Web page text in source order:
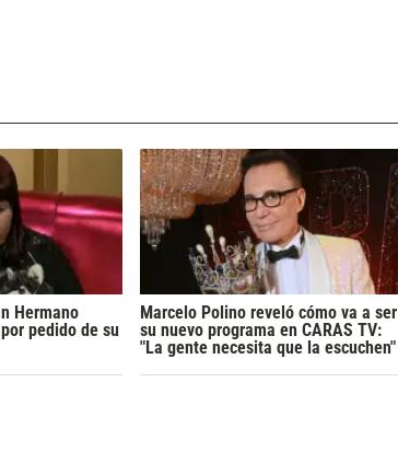
Hermano
pedido de su
Marcelo Polino reveló cómo va a ser
su nuevo programa en CARAS TV:
"La gente necesita que la escuchen"